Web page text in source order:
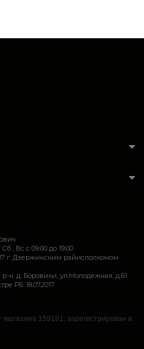
, Вс c 09:00 до 19:00
г. Дзержинским райисполкомом
н, д. Боровики, ул.Молодежная, д.61
РБ: 18.07.2017
159181, зарегистрирован в